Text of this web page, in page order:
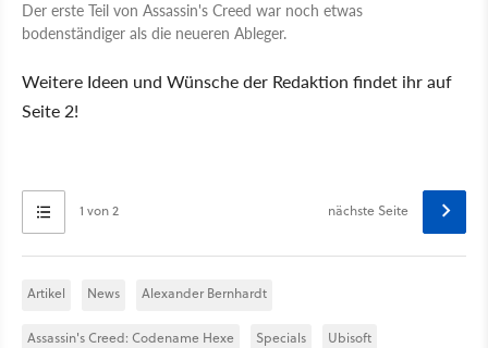
Der erste Teil von Assassin's Creed war noch etwas
bodenständiger als die neueren Ableger.
Weitere Ideen und Wünsche der Redaktion findet ihr auf
Seite 2!
1 von 2 nächste Seite
Artikel News Alexander Bernhardt
Assassin's Creed: Codename Hexe Specials Ubisoft